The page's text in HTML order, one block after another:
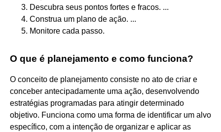
Descubra seus pontos fortes e fracos. ...
Construa um plano de ação. ...
Monitore cada passo.
O que é planejamento e como funciona?
O conceito de planejamento consiste no ato de criar e
conceber antecipadamente uma ação, desenvolvendo
estratégias programadas para atingir determinado
objetivo. Funciona como uma forma de identificar um alvo
específico, com a intenção de organizar e aplicar as